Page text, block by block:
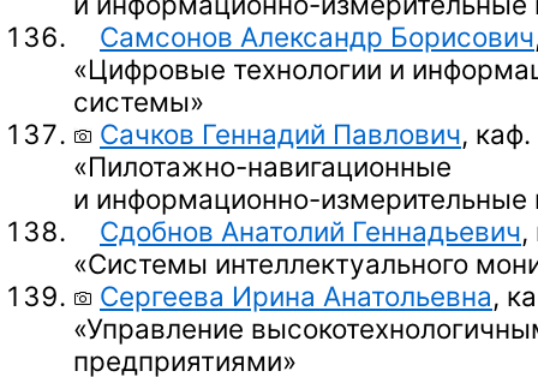
Самсонов Александр Борисович
«Цифровые технологии и
системы»
Сачков Геннадий Павлович,
«Пилотажно-навигационные
и информационно-измерительные
Сдобнов Анатолий Геннадьевич,
«Системы интеллектуального
Сергеева Ирина Анатольевна,
«Управление
предприятиями»